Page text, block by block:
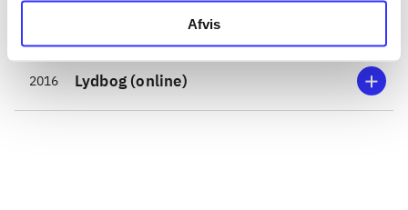
Afvis
2016 Lydbog (online)